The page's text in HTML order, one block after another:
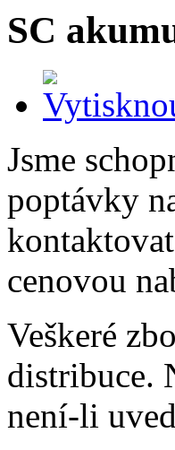
SC
Jsme
poptávky
cenovou
Veškeré
distribuce.
není-li